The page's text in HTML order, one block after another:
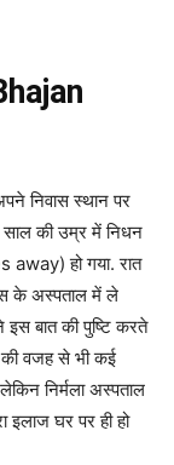
निवास स्थान पर
की उम्र में निधन
हो गया. रात
के अस्पताल में ले
इस बात की पुष्टि करते
की वजह से भी कई
निर्मला अस्पताल
इलाज घर पर ही हो